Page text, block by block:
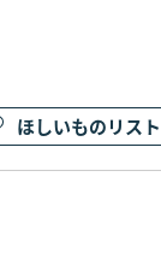
ほしいものリス